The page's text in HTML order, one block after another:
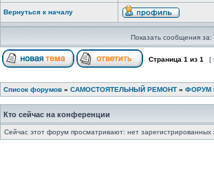
Вернуться к началу
Показать сообщения за:
Страница 1 из 1 [
Список форумов » САМОСТОЯТЕЛЬНЫЙ РЕМОНТ » ФОРУМ
Кто сейчас на конференции
Сейчас этот форум просматривают: нет зарегистрированных